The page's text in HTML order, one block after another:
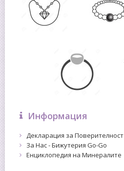
Информация
Декларация за Поверителност
За Нас - Бижутерия Go-Go
Енциклопедия на Минералите